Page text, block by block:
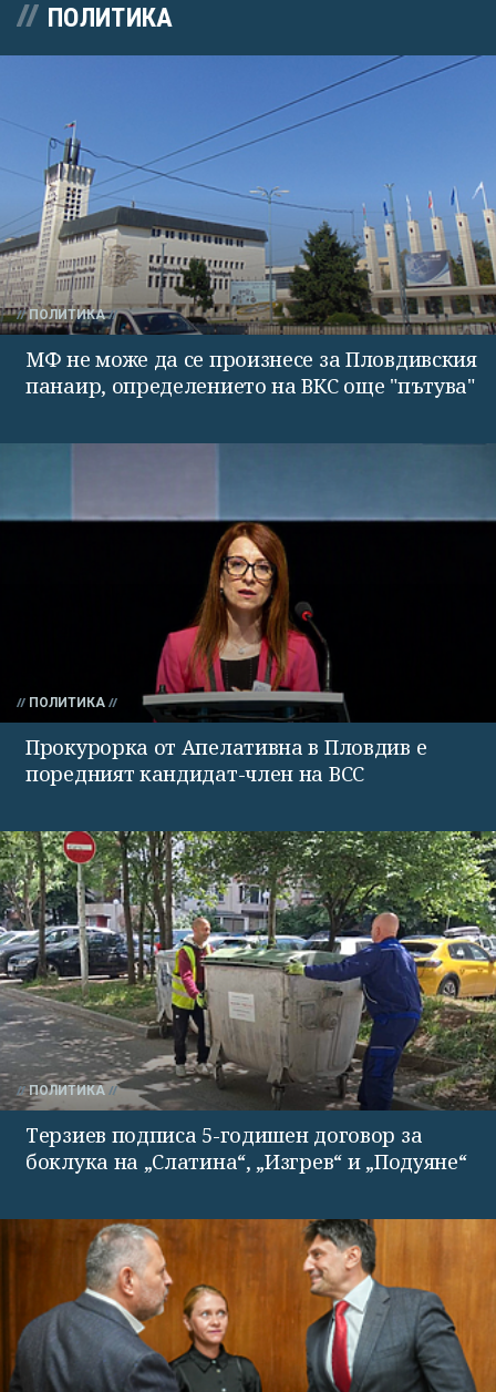
ПОЛИТИКА
ПОЛИТИКА
МФ не може да се произнесе за Пловдивския
панаир, определението на ВКС още "пътува"
ПОЛИТИКА
Прокурорка от Апелативна в Пловдив е
поредният кандидат-член на ВСС
ПОЛИТИКА
Терзиев подписа 5-годишен договор за
боклука на „Слатина“, „Изгрев“ и „Подуяне“